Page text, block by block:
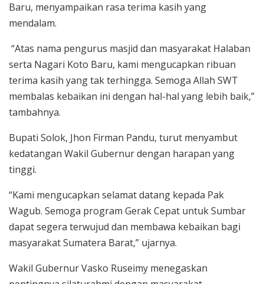
Baru, menyampaikan rasa terima kasih yang
mendalam.
“Atas nama pengurus masjid dan masyarakat Halaban
serta Nagari Koto Baru, kami mengucapkan ribuan
terima kasih yang tak terhingga. Semoga Allah SWT
membalas kebaikan ini dengan hal-hal yang lebih baik,”
tambahnya.
Bupati Solok, Jhon Firman Pandu, turut menyambut
kedatangan Wakil Gubernur dengan harapan yang
tinggi.
“Kami mengucapkan selamat datang kepada Pak
Wagub. Semoga program Gerak Cepat untuk Sumbar
dapat segera terwujud dan membawa kebaikan bagi
masyarakat Sumatera Barat,” ujarnya.
Wakil Gubernur Vasko Ruseimy menegaskan